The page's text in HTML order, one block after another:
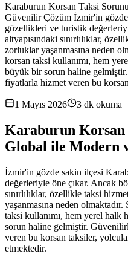
Karaburun Korsan Taksi
Güvenilir Çözüm İzmir'in
güzellikleri ve turistik
altyapısındaki sınırlılıklar,
zorluklar yaşanmasına neden
korsan taksi kullanımı, hem
büyük bir sorun haline
fiyatlarla hizmet veren bu
1 Mayıs 2026 3 dk okuma
Karaburun Korsan
Global ile Modern
İzmir'in gözde sakin ilçesi
değerleriyle öne çıkar. Ancak
sınırlılıklar, özellikle taksi
yaşanmasına neden
taksi kullanımı, hem yerel
sorun haline gelmiştir.
veren bu korsan taksiler,
etmektedir.